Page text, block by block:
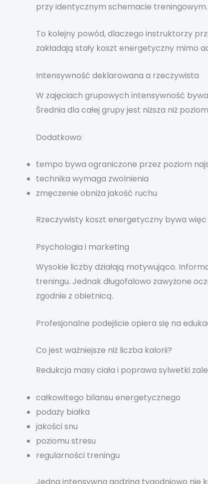
przy identycznym schemacie treningowym.
To kolejny powód, dlaczego instruktorzy
zakładają stały koszt energetyczny mimo
Intensywność deklarowana a rzeczywista
W zajęciach grupowych intensywność
Średnia dla całej grupy jest niższa niż
Dodatkowo:
tempo bywa ograniczone przez poziom
technika wymaga zwolnienia
zmęczenie obniża jakość ruchu
Rzeczywisty koszt energetyczny bywa więc
Psychologia i marketing
Wysokie liczby działają motywująco.
treningu. Jednak długofalowo zawyżone
zgodnie z obietnicą.
Profesjonalne podejście opiera się na
Co jest ważniejsze niż liczba kalorii?
Redukcja masy ciała i poprawa sylwetki
całkowitego bilansu energetycznego
podaży białka
jakości snu
poziomu stresu
regularności treningu
Jedna intensywna godzina tygodniowo nie